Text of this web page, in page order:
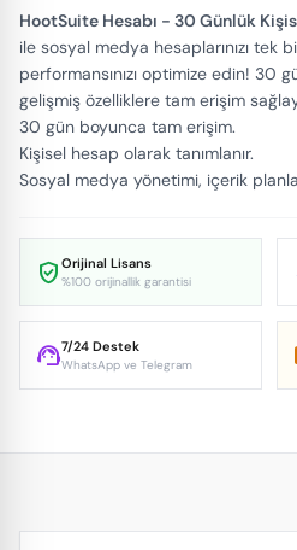
HootSuite Hesabı - 30 Günlük
ile sosyal medya hesaplarınızı tek
performansınızı optimize edin! 30
gelişmiş özelliklere tam erişim
30 gün boyunca tam erişim.
Kişisel hesap olarak tanımlanır.
Sosyal medya yönetimi, içerik
verified_user Orijinal Lisans
%100 orijinallik garantisi
support_agent7/24 Destek
WhatsApp ve Telegram